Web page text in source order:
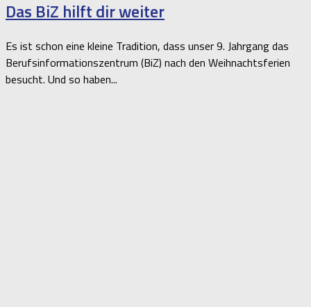
Das BiZ hilft dir weiter
Es ist schon eine kleine Tradition, dass unser 9. Jahrgang das
Berufsinformationszentrum (BiZ) nach den Weihnachtsferien
besucht. Und so haben...